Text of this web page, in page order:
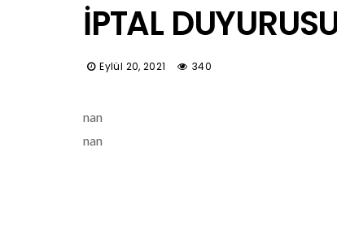
İPTAL
Eylül 20, 2021 340
nan
nan